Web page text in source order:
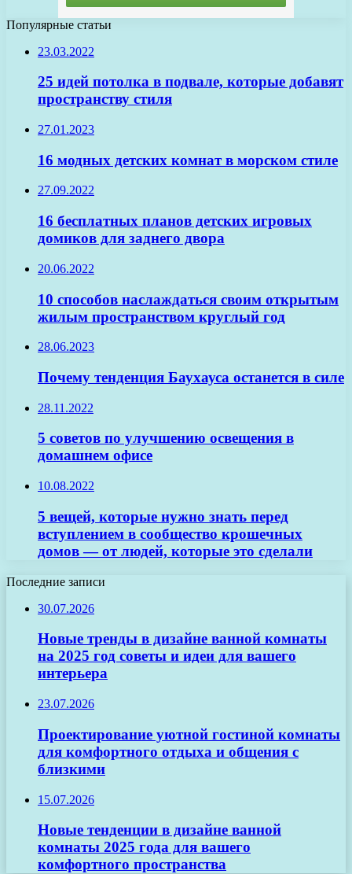
Популярные статьи
23.03.2022
25 идей потолка в подвале, которые добавят
пространству стиля
27.01.2023
16 модных детских комнат в морском стиле
27.09.2022
16 бесплатных планов детских игровых
домиков для заднего двора
20.06.2022
10 способов наслаждаться своим открытым
жилым пространством круглый год
28.06.2023
Почему тенденция Баухауса останется в силе
28.11.2022
5 советов по улучшению освещения в
домашнем офисе
10.08.2022
5 вещей, которые нужно знать перед
вступлением в сообщество крошечных
домов — от людей, которые это сделали
Последние записи
30.07.2026
Новые тренды в дизайне ванной комнаты
на 2025 год советы и идеи для вашего
интерьера
23.07.2026
Проектирование уютной гостиной комнаты
для комфортного отдыха и общения с
близкими
15.07.2026
Новые тенденции в дизайне ванной
комнаты 2025 года для вашего
комфортного пространства